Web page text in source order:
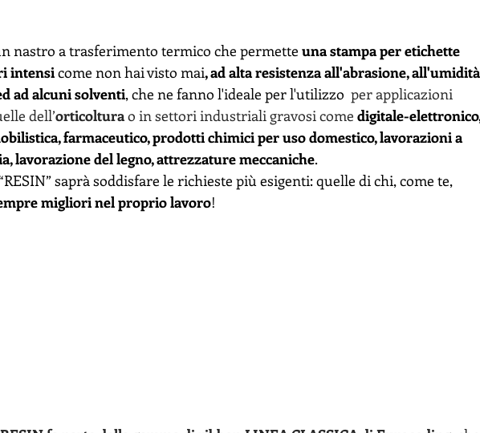
nastro a trasferimento termico che permette una stampa per etichette
intensi come non hai visto mai, ad alta resistenza all'abrasione,
ad alcuni solventi, che ne fanno l'ideale per l'utilizzo per applicazioni
dell’orticoltura o in settori industriali gravosi come digitale-
farmaceutico, prodotti chimici per uso domestico, lavorazioni a
lavorazione del legno, attrezzature meccaniche.
saprà soddisfare le richieste più esigenti: quelle di chi, come te,
migliori nel proprio lavoro!